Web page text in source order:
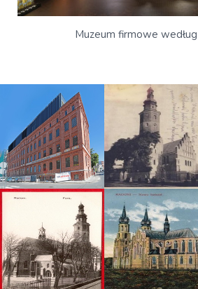
Muzeum firmowe